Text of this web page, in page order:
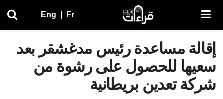
Eng Fr
إقالة مساعدة رئيس مدغشقر بعد
سعيها للحصول على رشوة من
شركة تعدين بريطانية